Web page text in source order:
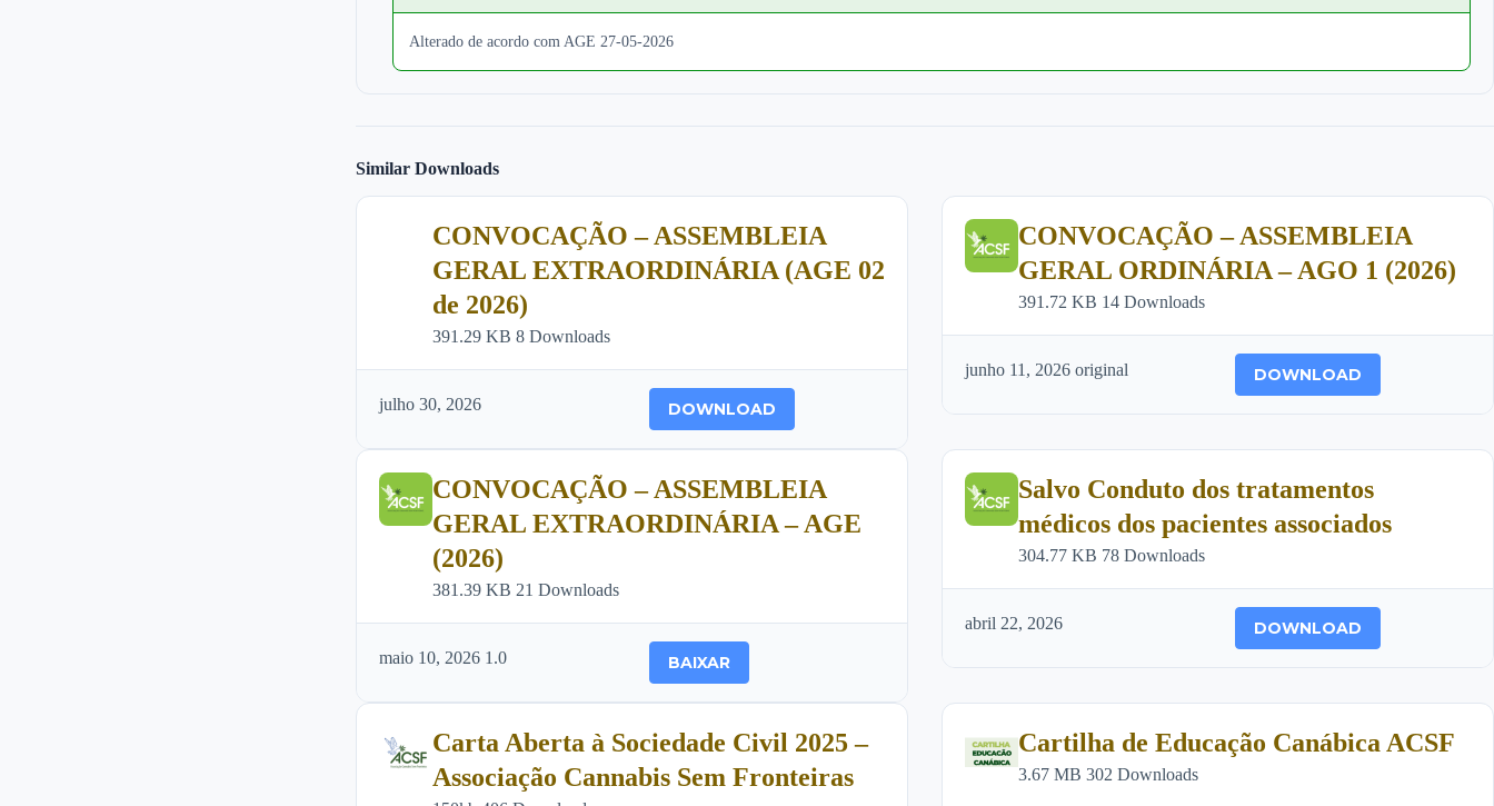
Alterado de acordo com AGE 27-05-2026
Similar Downloads
CONVOCAÇÃO – ASSEMBLEIA
GERAL EXTRAORDINÁRIA (AGE 02
de 2026)
391.29 KB 8 Downloads
julho 30, 2026 DOWNLOAD
CONVOCAÇÃO – ASSEMBLEIA
GERAL ORDINÁRIA – AGO 1 (2026)
391.72 KB 14 Downloads
junho 11, 2026 original DOWNLOAD
CONVOCAÇÃO – ASSEMBLEIA
GERAL EXTRAORDINÁRIA – AGE
(2026)
381.39 KB 21 Downloads
maio 10, 2026 1.0 BAIXAR
Salvo Conduto dos tratamentos
médicos dos pacientes associados
304.77 KB 78 Downloads
abril 22, 2026 DOWNLOAD
Carta Aberta à Sociedade Civil 2025 –
Associação Cannabis Sem Fronteiras
Cartilha de Educação Canábica ACSF
3.67 MB 302 Downloads